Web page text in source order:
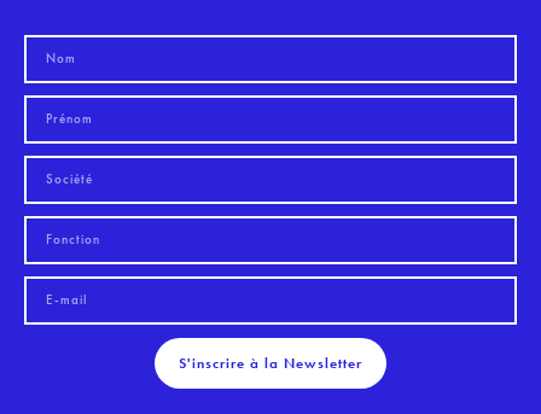
S'inscrire à la Newsletter